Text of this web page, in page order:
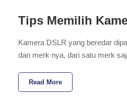
Tips Memilih
Kamera DSLR yang beredar
dan merk nya, dari satu merk
Read More